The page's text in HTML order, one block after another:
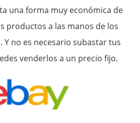
una forma muy económica de
productos a las manos de los
Y no es necesario subastar tus
venderlos a un precio fijo.